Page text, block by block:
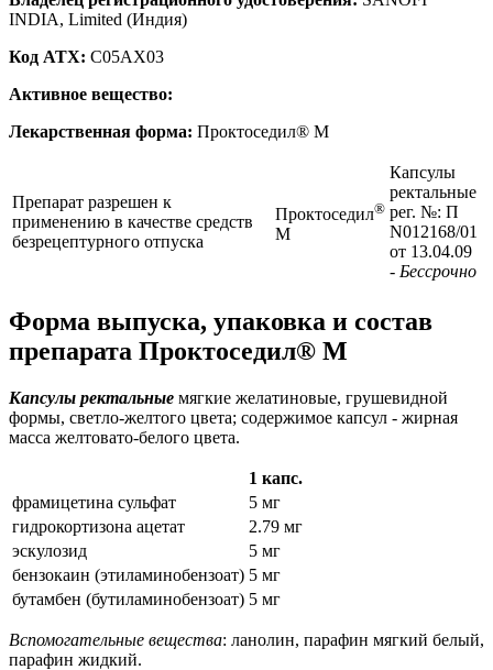
INDIA, Limited (Индия)
Код ATX: C05AX03
Активное вещество:
Лекарственная форма: Проктоседил® М
Препарат разрешен к
применению в качестве средств
безрецептурного отпуска
Проктоседил®
М
Капсулы
ректальные
рег. №: П
N012168/01
от 13.04.09
- Бессрочно
Форма выпуска, упаковка и состав
препарата Проктоседил® М
Капсулы ректальные мягкие желатиновые, грушевидной
формы, светло-желтого цвета; содержимое капсул - жирная
масса желтовато-белого цвета.
1 капс.
фрамицетина сульфат
5 мг
гидрокортизона ацетат
2.79 мг
эскулозид
5 мг
бензокаин (этиламинобензоат) 5 мг
бутамбен (бутиламинобензоат) 5 мг
Вспомогательные вещества: ланолин, парафин мягкий белый,
парафин жидкий.